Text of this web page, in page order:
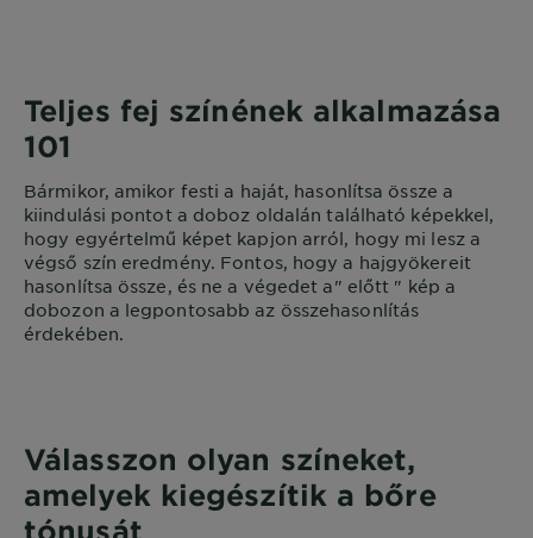
Teljes fej színének alkalmazása
101
Bármikor, amikor festi a haját, hasonlítsa össze a
kiindulási pontot a doboz oldalán található képekkel,
hogy egyértelmű képet kapjon arról, hogy mi lesz a
végső szín eredmény. Fontos, hogy a hajgyökereit
hasonlítsa össze, és ne a végedet a" előtt " kép a
dobozon a legpontosabb az összehasonlítás
érdekében.
Válasszon olyan színeket,
amelyek kiegészítik a bőre
tónusát